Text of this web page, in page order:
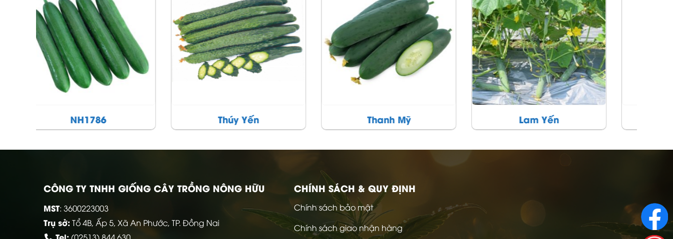
Thúy Yến Thanh Mỹ Lam Yến Tú Chân
CÔNG TY TNHH GIỐNG CÂY TRỒNG NÔNG HỮU
MST: 3600223003
Trụ sở: Tổ 4B, Ấp 5, Xã An Phước, TP. Đồng Nai
CHÍNH SÁCH & QUY ĐỊNH
Chính sách bảo mật
Chính sách giao nhận hàng